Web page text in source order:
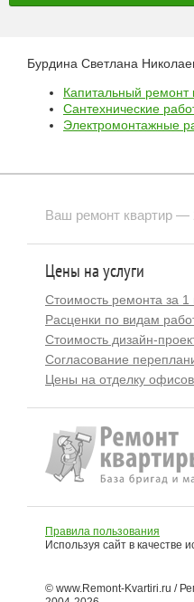
Бурдина Светлана
Капитальный ремонт
Сантехнические
Электромонтажные
Ваш ремонт квартир —
Цены на услуги
Стоимость ремонта за 1
Расценки по видам
Стоимость дизайн-
Согласование
Цены на отделку офисов
Правила пользования
Используя сайт в качестве
© www.Remont-Kvartiri.ru /